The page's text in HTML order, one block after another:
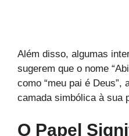
Além disso, algumas
sugerem que o nome
como “meu pai é Deus”,
camada simbólica à sua
O Papel